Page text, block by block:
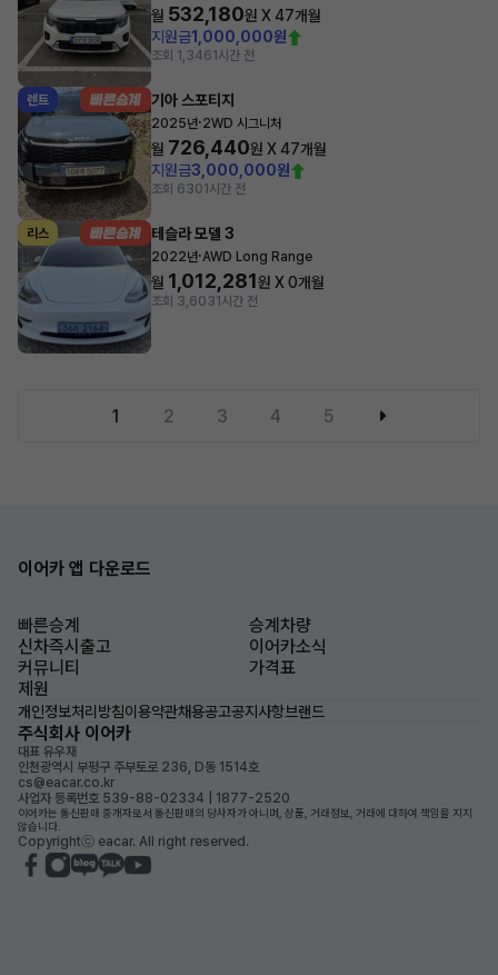
월 532,180원 X47개월
지원금1,000,000원
조회 1,3461시간 전
렌트 기아 스포티지
2025년·2WD 시그니처
월 726,440원 X47개월
지원금3,000,000원
조회 6301시간 전
리스 테슬라 모델 3
2022년·AWD Long Range
월 1,012,281원 X0개월
조회 3,6031시간 전
1 2 3 4 5
이어카 앱 다운로드
빠른승계
승계차량
신차즉시출고
이어카소식
커뮤니티
가격표
제원
개인정보처리방침이용약관채용공고공지사항브랜드
주식회사 이어카
대표 유우재
인천광역시 부평구 주부토로 236, D동 1514호
cs@eacar.co.kr
사업자 등록번호 539-88-02334 | 1877-2520
이어카는 통신판매 중개자로서 통신판매의 당사자가 아니며, 상품, 거래정보, 거래에 대하여 책임을 지지
않습니다.
Copyrightⓒ eacar. All right reserved.